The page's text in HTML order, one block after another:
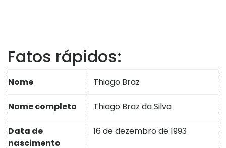
Fatos rápidos:
Nome Thiago Braz
Nome completo Thiago Braz da Silva
Data de
nascimento
16 de dezembro de 1993